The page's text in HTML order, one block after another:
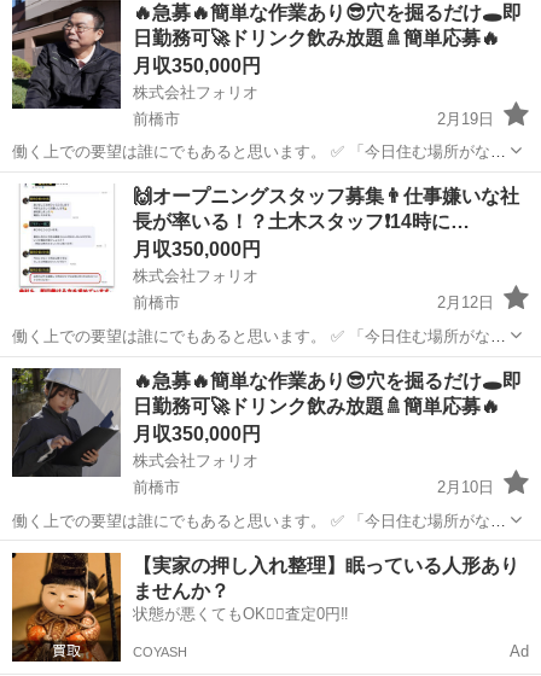
🔥急募🔥簡単な作業あり😎穴を掘るだけ🕳️即
日勤務可🚀ドリンク飲み放題🚿簡単応募🔥
月収350,000円
株式会社フォリオ
前橋市
2月19日
働く上での要望は誰にでもあると思います。 ✅ 「今日住む場所がな
い、即入寮したい」 ✅ 「手持ちがピンチ、明日日払いが欲しい」 ✅
「経験ないけど、とにかく稼ぎたい」 私たちにご相談いただければ、
そんなあ...
群馬 前橋市 太陽光パネル
🙌オープニングスタッフ募集👨仕事嫌いな社
長が率いる！？土木スタッフ❗️14時に…
月収350,000円
株式会社フォリオ
前橋市
2月12日
働く上での要望は誰にでもあると思います。 ✅ 「今日住む場所がな
い、即入寮したい」 ✅ 「手持ちがピンチ、明日日払いが欲しい」 ✅
「経験ないけど、とにかく稼ぎたい」 私たちにご相談いただければ、
そんなあ...
群馬 前橋市 土木 未経験
🔥急募🔥簡単な作業あり😎穴を掘るだけ🕳️即
日勤務可🚀ドリンク飲み放題🚿簡単応募🔥
月収350,000円
株式会社フォリオ
前橋市
2月10日
働く上での要望は誰にでもあると思います。 ✅ 「今日住む場所がな
い、即入寮したい」 ✅ 「手持ちがピンチ、明日日払いが欲しい」 ✅
「経験ないけど、とにかく稼ぎたい」 私たちにご相談いただければ、
そんなあ...
群馬 前橋市 土木
【実家の押し入れ整理】眠っている人形あり
ませんか？
状態が悪くてもOK🙆‍♀️査定0円‼️
COYASH Ad